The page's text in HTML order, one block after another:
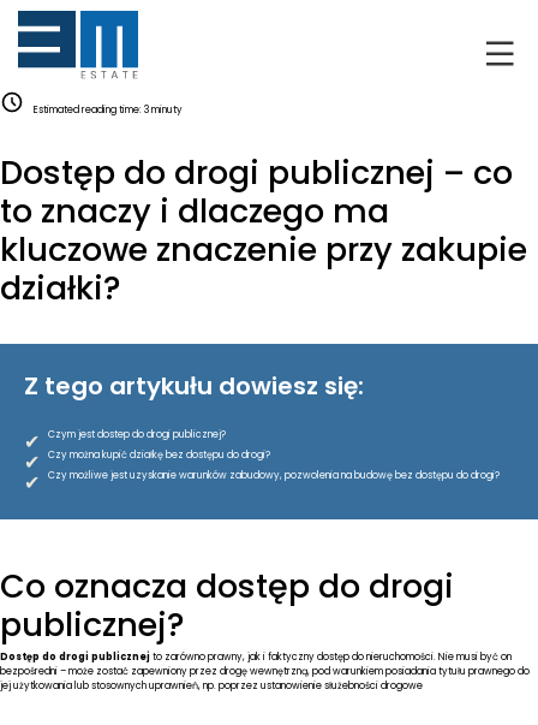
O NAS
GRUNTY
RYNEK DEWELOPERSKI
DRON
KREDYTOWANIE
Estimated reading time:3minuty
Dostęp do drogi publicznej – co
to znaczy i dlaczego ma
kluczowe znaczenie przy zakupie
działki?
Z tego artykułu dowiesz się:
Czym jest dostep do drogi publicznej?
✔ Czy można kupić działkę bez dostępu do drogi?
✔ Czy możliwe jest uzyskanie warunków zabudowy, pozwolenia na budowę bez dostępu do drogi?
✔
Co oznacza dostęp do drogi
publicznej?
Dostęp do drogi publicznejto zarówno prawny, jak i faktyczny dostęp do nieruchomości. Nie musi być on
bezpośredni – może zostać zapewniony przez drogę wewnętrzną, pod warunkiem posiadania tytułu prawnego do
jej użytkowania lub stosownych uprawnień, np. poprzez ustanowienie służebności drogowe